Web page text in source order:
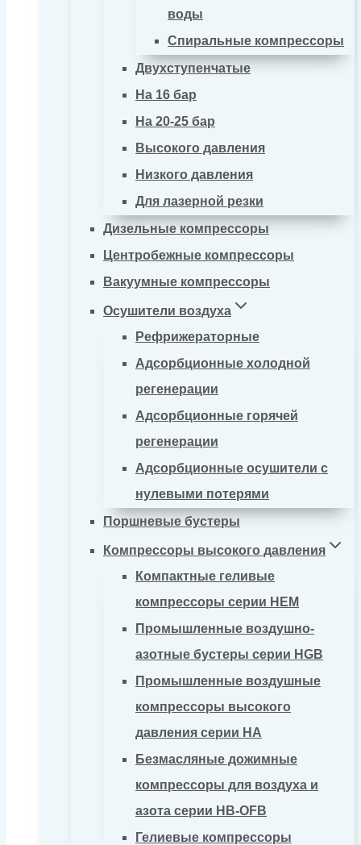
воды
Спиральные компрессоры
Двухступенчатые
На 16 бар
На 20-25 бар
Высокого давления
Низкого давления
Для лазерной резки
Дизельные компрессоры
Центробежные компрессоры
Вакуумные компрессоры
Осушители воздуха
Рефрижераторные
Адсорбционные холодной
регенерации
Адсорбционные горячей
регенерации
Адсорбционные осушители с
нулевыми потерями
Поршневые бустеры
Компрессоры высокого давления
Компактные геливые
компрессоры серии HEM
Промышленные воздушно-
азотные бустеры серии HGB
Промышленные воздушные
компрессоры высокого
давления серии HA
Безмасляные дожимные
компрессоры для воздуха и
азота серии HB-OFB
Гелиевые компрессоры